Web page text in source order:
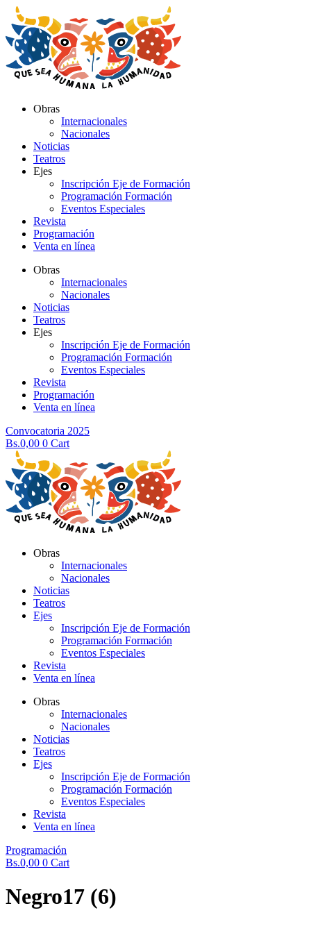
al
contenido
Obras
Internacionales
Nacionales
Noticias
Teatros
Ejes
Inscripción Eje de Formación
Programación Formación
Eventos Especiales
Revista
Programación
Venta en línea
Obras
Internacionales
Nacionales
Noticias
Teatros
Ejes
Inscripción Eje de Formación
Programación Formación
Eventos Especiales
Revista
Programación
Venta en línea
Convocatoria 2025
Bs.0,00 0 Cart
Obras
Internacionales
Nacionales
Noticias
Teatros
Ejes
Inscripción Eje de Formación
Programación Formación
Eventos Especiales
Revista
Venta en línea
Obras
Internacionales
Nacionales
Noticias
Teatros
Ejes
Inscripción Eje de Formación
Programación Formación
Eventos Especiales
Revista
Venta en línea
Programación
Bs.0,00 0 Cart
Negro17 (6)